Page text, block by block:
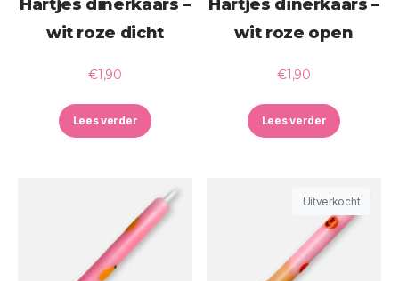
Hartjes dinerkaars –
wit roze dicht
€1,90
Lees verder
Hartjes dinerkaars –
wit roze open
€1,90
Lees verder
Uitverkocht